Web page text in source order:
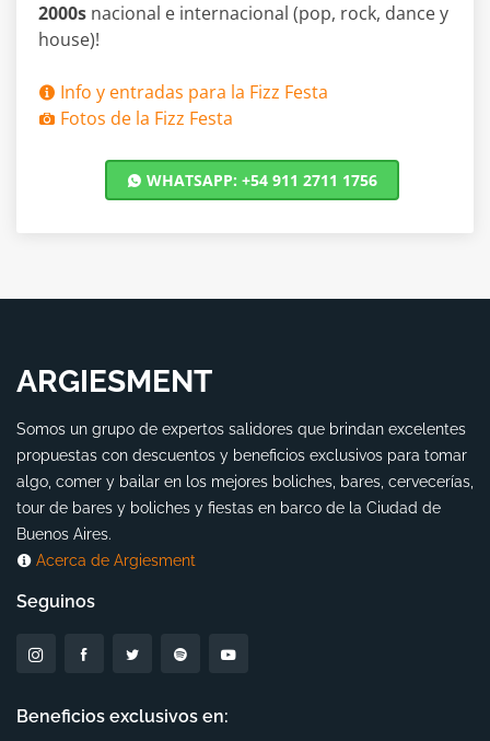
2000s nacional e internacional (pop, rock, dance y
house)!
Info y entradas para la Fizz Festa
Fotos de la Fizz Festa
WHATSAPP: +54 911 2711 1756
ARGIESMENT
Somos un grupo de expertos salidores que brindan excelentes
propuestas con descuentos y beneficios exclusivos para tomar
algo, comer y bailar en los mejores boliches, bares, cervecerías,
tour de bares y boliches y fiestas en barco de la Ciudad de
Buenos Aires.
Acerca de Argiesment
Seguinos
Beneficios exclusivos en: